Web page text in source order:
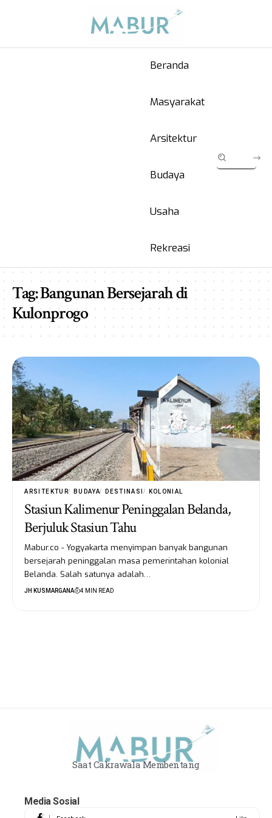
Beranda
Masyarakat
Arsitektur
Budaya
Usaha
Rekreasi
Tag:Bangunan Bersejarah di
Kulonprogo
ARSITEKTUR BUDAYA DESTINASI KOLONIAL
Stasiun Kalimenur Peninggalan Belanda,
Berjuluk Stasiun Tahu
Mabur.co - Yogyakarta menyimpan banyak bangunan
bersejarah peninggalan masa pemerintahan kolonial
Belanda. Salah satunya adalah…
JH KUSMARGANA 4 MIN READ
Saat Cakrawala Membentang
Media Sosial